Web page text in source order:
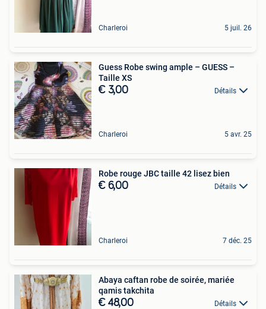
Charleroi 5 juil. 26
Guess Robe swing ample – GUESS –
Taille XS
€ 3,00 Détails
Charleroi 5 avr. 25
Robe rouge JBC taille 42 lisez bien
€ 6,00 Détails
Charleroi 7 déc. 25
Abaya caftan robe de soirée, mariée
qamis takchita
€ 48,00 Détails